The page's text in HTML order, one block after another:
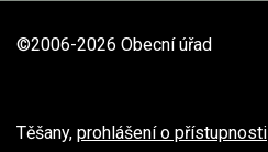
©2006-2026 Obecní úřad
Těšany, prohlášení o přístupnosti